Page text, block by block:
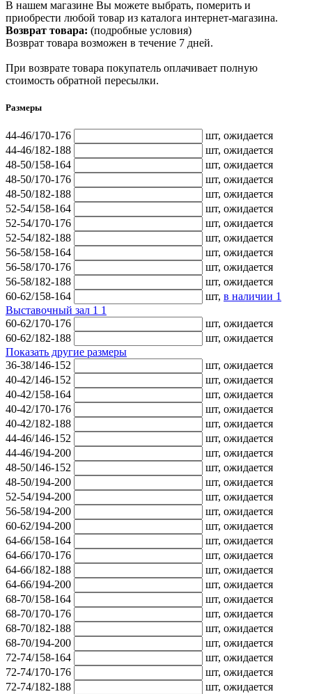
В нашем магазине Вы можете выбрать, померить и
приобрести любой товар из каталога интернет-магазина.
Возврат товара: (подробные условия)
Возврат товара возможен в течение 7 дней.
При возврате товара покупатель оплачивает полную
стоимость обратной пересылки.
Размеры
44-46/170-176 шт, ожидается
44-46/182-188
шт, ожидается
48-50/158-164
шт, ожидается
48-50/170-176
шт, ожидается
48-50/182-188
шт, ожидается
52-54/158-164
шт, ожидается
52-54/170-176
шт, ожидается
52-54/182-188
шт, ожидается
56-58/158-164
шт, ожидается
56-58/170-176
шт, ожидается
56-58/182-188
шт, ожидается
60-62/158-164
шт, в наличии 1
Выставочный зал 1 1
60-62/170-176
шт, ожидается
60-62/182-188
шт, ожидается
Показать другие размеры
36-38/146-152
шт, ожидается
40-42/146-152
шт, ожидается
40-42/158-164
шт, ожидается
40-42/170-176
шт, ожидается
40-42/182-188
шт, ожидается
44-46/146-152
шт, ожидается
44-46/194-200
шт, ожидается
48-50/146-152
шт, ожидается
48-50/194-200
шт, ожидается
52-54/194-200
шт, ожидается
56-58/194-200
шт, ожидается
60-62/194-200
шт, ожидается
64-66/158-164
шт, ожидается
64-66/170-176
шт, ожидается
64-66/182-188
шт, ожидается
64-66/194-200
шт, ожидается
68-70/158-164
шт, ожидается
68-70/170-176
шт, ожидается
68-70/182-188
шт, ожидается
68-70/194-200
шт, ожидается
72-74/158-164
шт, ожидается
72-74/170-176
шт, ожидается
72-74/182-188
шт, ожидается